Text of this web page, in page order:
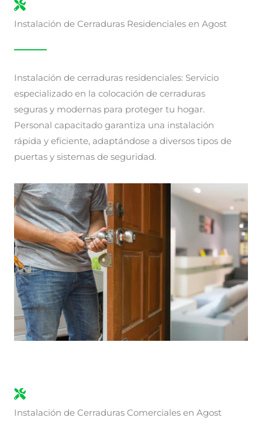
Instalación de Cerraduras Residenciales en Agost
Instalación de cerraduras residenciales: Servicio
especializado en la colocación de cerraduras
seguras y modernas para proteger tu hogar.
Personal capacitado garantiza una instalación
rápida y eficiente, adaptándose a diversos tipos de
puertas y sistemas de seguridad.
Instalación de Cerraduras Comerciales en Agost